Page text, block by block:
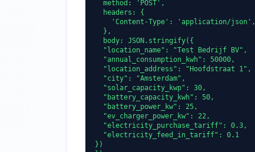
  method: 'POST',
  headers: {
    'Content-Type': 'application/json',
  },
  body: JSON.stringify({
  "location_name": "Test Bedrijf BV",
  "annual_consumption_kwh": 50000,
  "location_address": "Hoofdstraat 1",
  "city": "Amsterdam",
  "solar_capacity_kwp": 30,
  "battery_capacity_kwh": 50,
  "battery_power_kw": 25,
  "ev_charger_power_kw": 22,
  "electricity_purchase_tariff": 0.3,
  "electricity_feed_in_tariff": 0.1
})